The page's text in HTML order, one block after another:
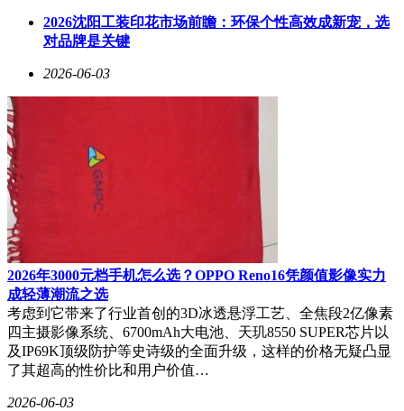
2026沈阳工装印花市场前瞻：环保个性高效成新宠，选
对品牌是关键
2026-06-03
2026年3000元档手机怎么选？OPPO Reno16凭颜值影像实力
成轻薄潮流之选
考虑到它带来了行业首创的3D冰透悬浮工艺、全焦段2亿像素
四主摄影像系统、6700mAh大电池、天玑8550 SUPER芯片以
及IP69K顶级防护等史诗级的全面升级，这样的价格无疑凸显
了其超高的性价比和用户价值…
2026-06-03